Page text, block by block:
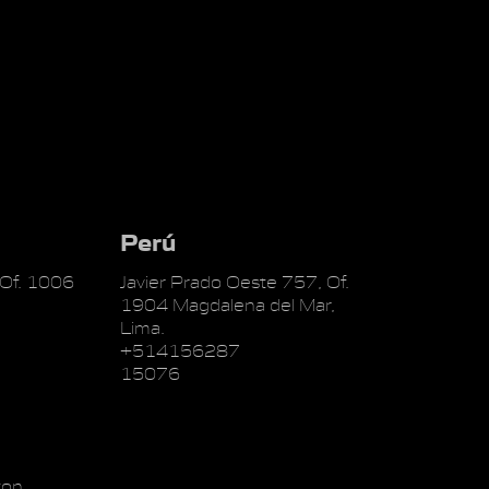
1006
Perú
Javier Prado Oeste 757, Of.
1904 Magdalena del Mar,
Lima.
+514156287
15076